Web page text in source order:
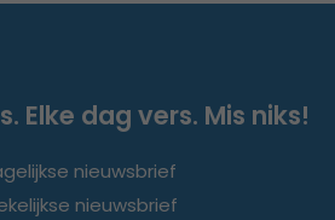
Elke dag vers. Mis niks!
nieuwsbrief
nieuwsbrief